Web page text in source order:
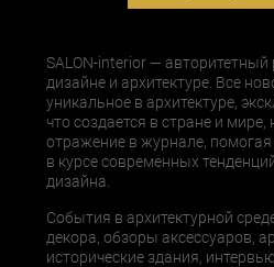
SALON-interior —
дизайне и архитектуре. Все
уникальное в архитектуре,
что создается в стране и мире,
отражение в журнале,
в курсе современных
дизайна.
События в архитектурной
декора, обзоры аксессуаров,
исторические здания,